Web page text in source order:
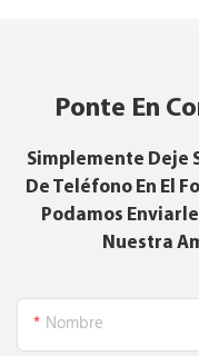
Ponte En
Simplemente Deje
De Teléfono En El
Podamos
Nuestra
Nombre